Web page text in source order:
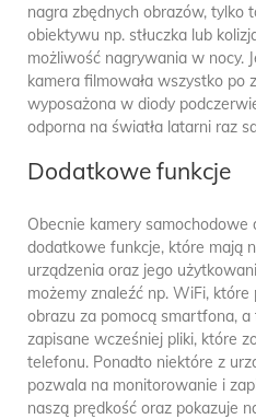
nagra zbędnych obrazów, tylko
obiektywu np. stłuczka lub
możliwość nagrywania w nocy.
kamera filmowała wszystko po
wyposażona w diody
odporna na światła latarni raz
Dodatkowe funkcje
Obecnie kamery
dodatkowe funkcje, które mają
urządzenia oraz jego
możemy znaleźć np. WiFi,
obrazu za pomocą smartfona,
zapisane wcześniej pliki, które
telefonu. Ponadto niektóre z
pozwala na monitorowanie i
naszą prędkość oraz pokazuje